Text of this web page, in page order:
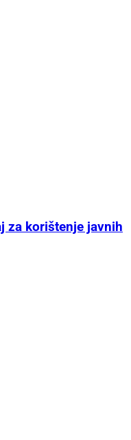
za korištenje javnih